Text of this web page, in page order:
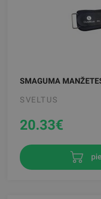
SMAGUMA
SVELTUS
20.33€